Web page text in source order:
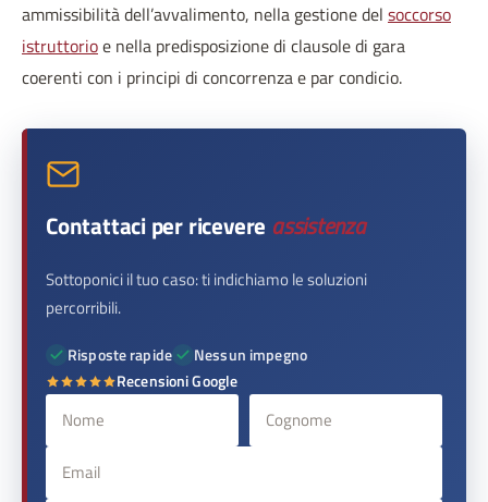
ammissibilità dell’avvalimento, nella gestione del soccorso
istruttorioe nella predisposizione di clausole di gara
coerenti con i principi di concorrenza e par condicio.
Contattaci per ricevere assistenza
Sottoponici il tuo caso: ti indichiamo le soluzioni
percorribili.
Risposte rapide
Nessun impegno
Recensioni Google